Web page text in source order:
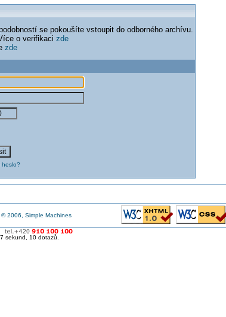
se pokoušíte vstoupit do odborného archívu.
o verifikaci zde
zde
heslo?
© 2006, Simple Machines
sekund, 10 dotazů.